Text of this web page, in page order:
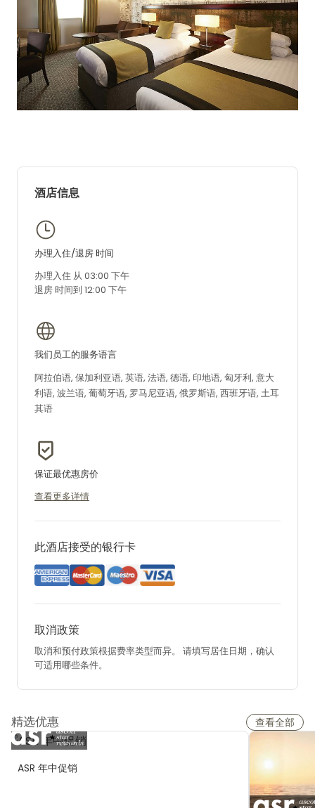
酒店信息
办理入住/退房 时间
办理入住 从 03:00 下午
退房 时间到 12:00 下午
我们员工的服务语言
阿拉伯语, 保加利亚语, 英语, 法语, 德语, 印地语, 匈牙利, 意大
利语, 波兰语, 葡萄牙语, 罗马尼亚语, 俄罗斯语, 西班牙语, 土耳
其语
保证最优惠房价
查看更多详情
此酒店接受的银行卡
取消政策
取消和预付政策根据费率类型而异。
请填写居住日期，确认
可适用哪些条件。
精选优惠 查看全部
ASR 年中促销